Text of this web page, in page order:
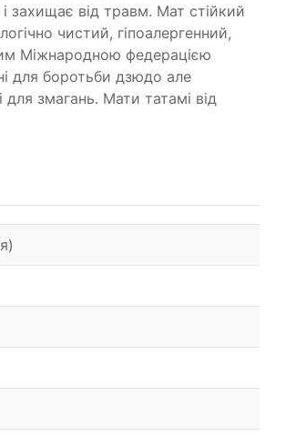
захищає від травм. Мат стійкий
чистий, гіпоалергенний,
Міжнародною федерацією
для боротьби дзюдо але
змагань. Мати татамі від